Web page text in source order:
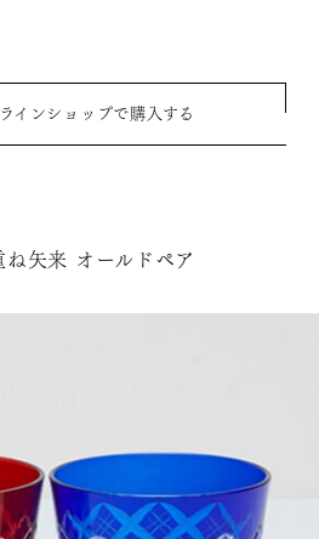
インショップで購入する
矢来 オールドペア